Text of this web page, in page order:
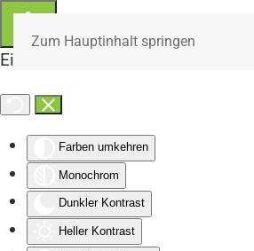
Eingabehilfen öffnen
Farben umkehren
Monochrom
Dunkler Kontrast
Heller Kontrast
Zum Hauptinhalt springen